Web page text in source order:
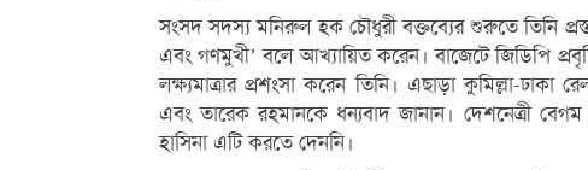
সংসদ সদস্য মনিরুল হক চৌধুরী বক্তব্যের শুরুতে তিনি
এবং গণমুখী’ বলে আখ্যায়িত করেন। বাজেটে জিডিপি
লক্ষ্যমাত্রার প্রশংসা করেন তিনি। এছাড়া কুমিল্লা-ঢাকা
এবং তারেক রহমানকে ধন্যবাদ জানান। দেশনেত্রী
হাসিনা এটি করতে দেননি।